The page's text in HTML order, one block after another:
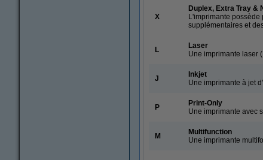
X
Duplex, Extra Tray &
L'imprimante
supplémentaires et
L
Laser
Une imprimante laser
J
Inkjet
Une imprimante à jet
P
Print-Only
Une imprimante avec
M
Multifunction
Une imprimante